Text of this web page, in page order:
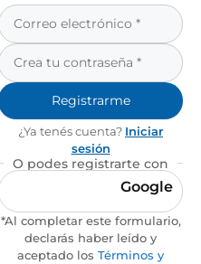
Registrarme
¿Ya tenés cuenta? Iniciar
sesión
O podes registrarte con
Google
*Al completar este formulario,
declarás haber leído y
aceptado los Términos y